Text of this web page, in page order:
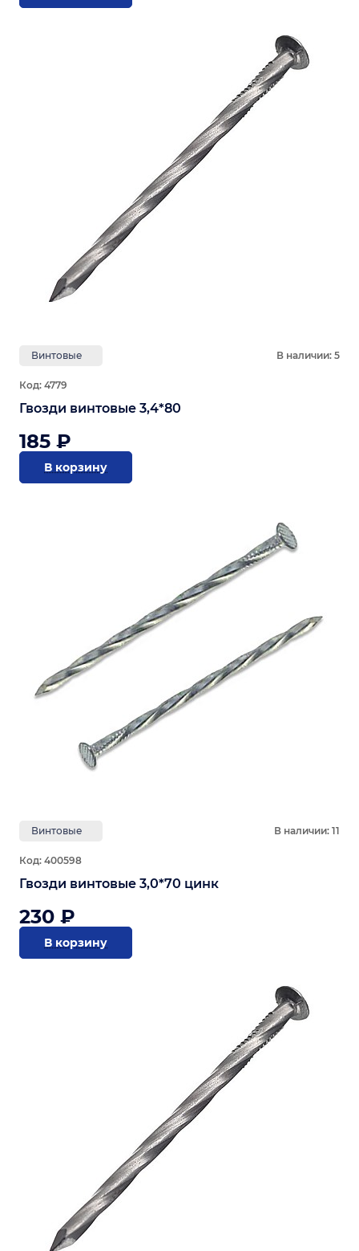
Винтовые В наличии: 5
Код: 4779
Гвозди винтовые 3,4*80
185 ₽
В корзину
Винтовые В наличии: 11
Код: 400598
Гвозди винтовые 3,0*70 цинк
230 ₽
В корзину